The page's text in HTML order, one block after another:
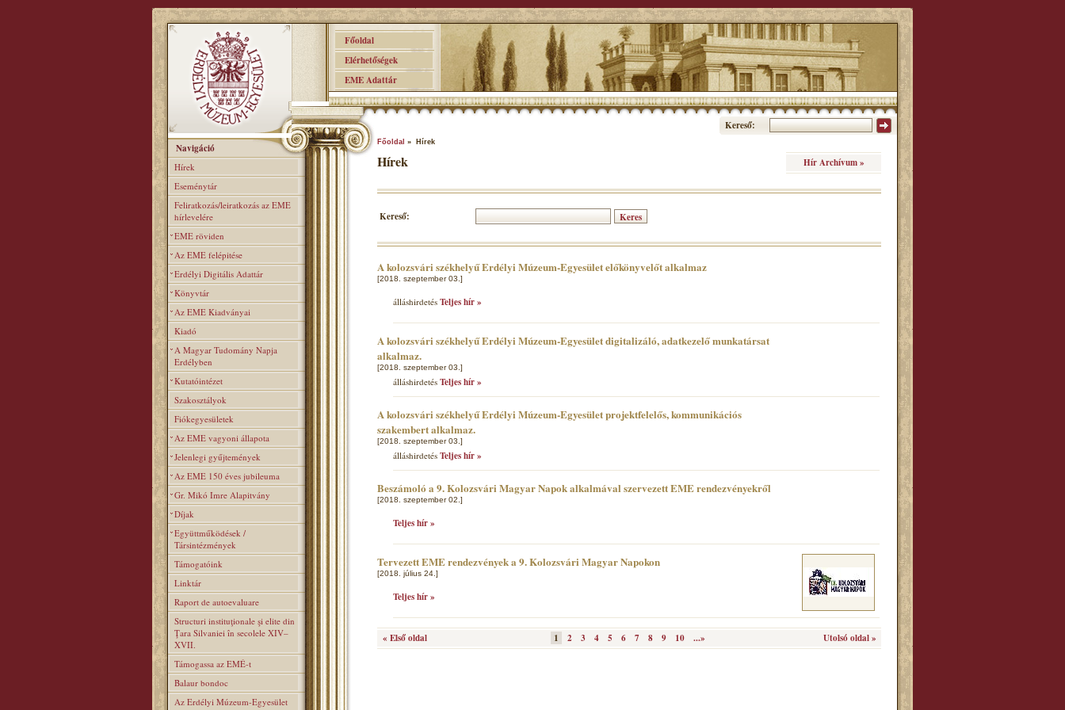
Főoldal
Elérhetőségek
EME Adattár
Kereső:
Navigáció
Hírek
Eseménytár
Feliratkozás/leiratkozás az EME
hírlevelére
EME röviden
Az EME felépitése
Erdélyi Digitális Adattár
Könyvtár
Az EME Kiadványai
Kiadó
A Magyar Tudomány Napja
Erdélyben
Kutatóintézet
Szakosztályok
Fiókegyesületek
Az EME vagyoni állapota
Jelenlegi gyűjtemények
Az EME 150 éves jubileuma
Gr. Mikó Imre Alapitvány
Díjak
Együttműködések /
Társintézmények
Támogatóink
Linktár
Raport de autoevaluare
Structuri instituţionale şi elite din
Ţara Silvaniei în secolele XIV–
XVII.
Támogassa az EMÉ-t
Balaur bondoc
Az Erdélyi Múzeum-Egyesület
Főoldal » Hírek
Hírek Hír Archívum »
Kereső:
A kolozsvári székhelyű Erdélyi Múzeum-Egyesület előkönyvelőt alkalmaz
[2018. szeptember 03.]
álláshirdetés Teljes hír »
A kolozsvári székhelyű Erdélyi Múzeum-Egyesület digitalizáló, adatkezelő munkatársat
alkalmaz.
[2018. szeptember 03.]
álláshirdetés Teljes hír »
A kolozsvári székhelyű Erdélyi Múzeum-Egyesület projektfelelős, kommunikációs
szakembert alkalmaz.
[2018. szeptember 03.]
álláshirdetés Teljes hír »
Beszámoló a 9. Kolozsvári Magyar Napok alkalmával szervezett EME rendezvényekről
[2018. szeptember 02.]
Teljes hír »
Tervezett EME rendezvények a 9. Kolozsvári Magyar Napokon
[2018. július 24.]
Teljes hír »
« Első oldal 1 2 3 4 5 6 7 8 9 10 ...» Utolsó oldal »